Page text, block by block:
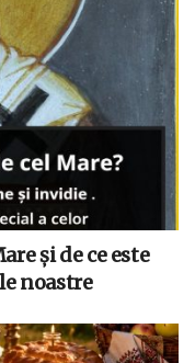
și de ce este
noastre